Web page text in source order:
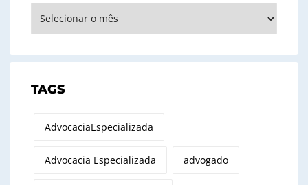
TAGS
AdvocaciaEspecializada
Advocacia Especializada advogado